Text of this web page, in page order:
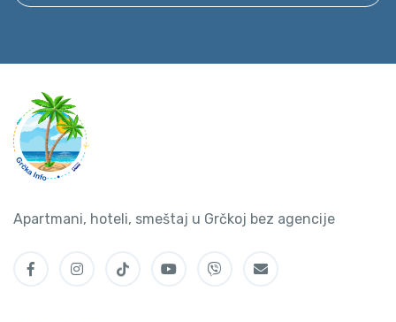
Apartmani, hoteli, smeštaj u Grčkoj bez agencije